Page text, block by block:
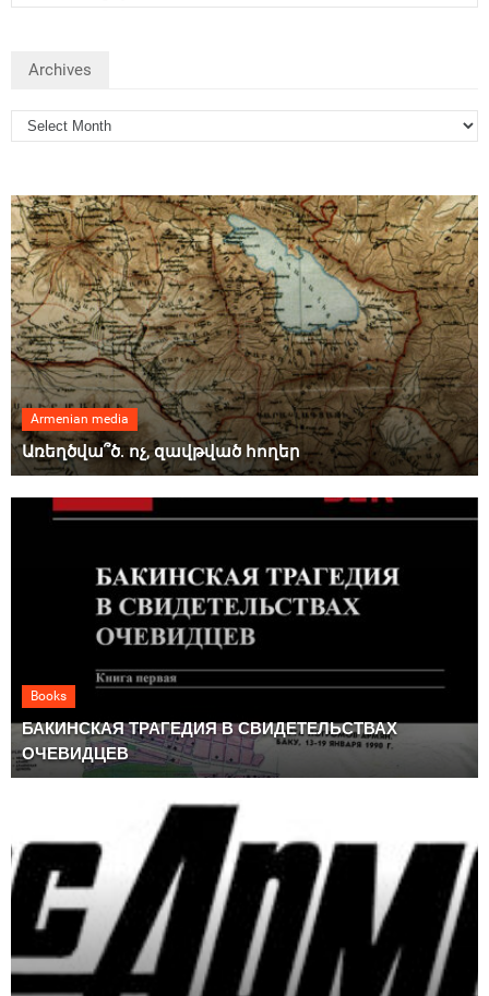
Archives
Armenian media
Առեղծվա՞ծ. ոչ, զավթված հողեր
Books
БАКИНСКАЯ ТРАГЕДИЯ В СВИДЕТЕЛЬСТВАХ
ОЧЕВИДЦЕВ